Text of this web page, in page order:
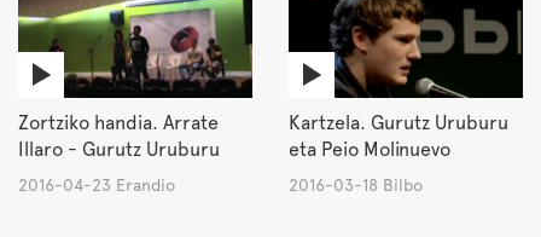
Zortziko handia. Arrate
Illaro - Gurutz Uruburu
2016-04-23 Erandio
Kartzela. Gurutz Uruburu
eta Peio Molinuevo
2016-03-18 Bilbo